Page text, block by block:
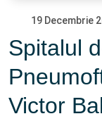
19 Decembrie
Spitalul
Victor